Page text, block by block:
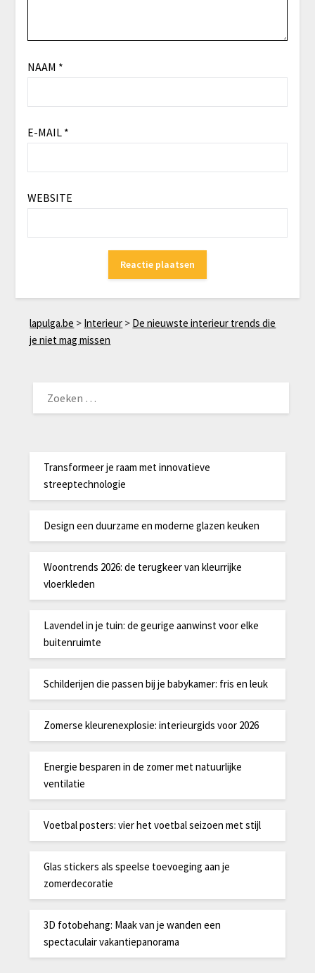
NAAM *
E-MAIL *
WEBSITE
lapulga.be > Interieur > De nieuwste interieur trends die
je niet mag missen
NAAR:
Transformeer je raam met innovatieve
streeptechnologie
Design een duurzame en moderne glazen keuken
Woontrends 2026: de terugkeer van kleurrijke
vloerkleden
Lavendel in je tuin: de geurige aanwinst voor elke
buitenruimte
Schilderijen die passen bij je babykamer: fris en leuk
Zomerse kleurenexplosie: interieurgids voor 2026
Energie besparen in de zomer met natuurlijke
ventilatie
Voetbal posters: vier het voetbal seizoen met stijl
Glas stickers als speelse toevoeging aan je
zomerdecoratie
3D fotobehang: Maak van je wanden een
spectaculair vakantiepanorama